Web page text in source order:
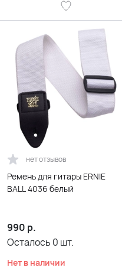
нет отзывов
Ремень для гитары ERNIE
BALL 4036 белый
990 р.
Осталось 0 шт.
Нет в наличии